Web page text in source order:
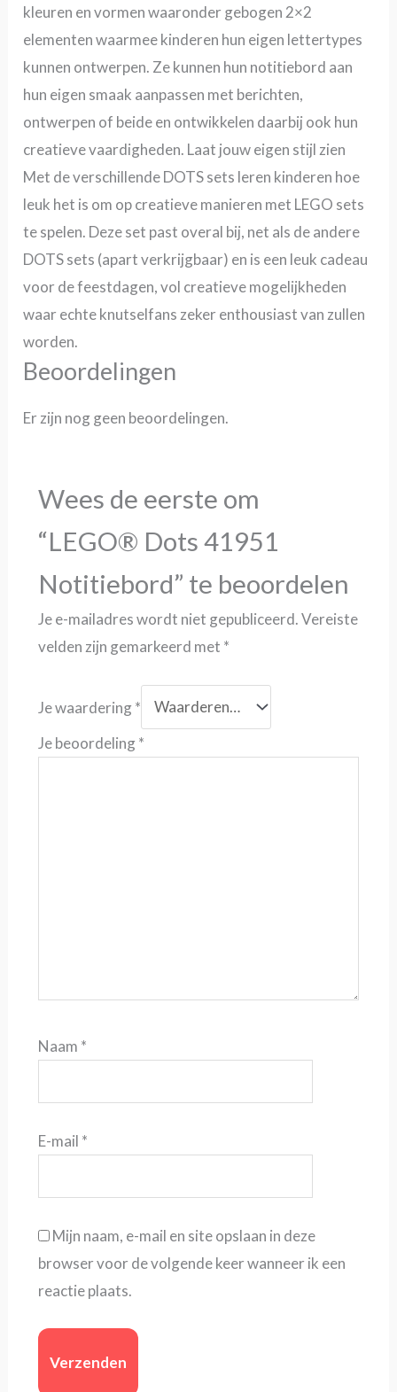
kleuren en vormen waaronder gebogen 2×2
elementen waarmee kinderen hun eigen lettertypes
kunnen ontwerpen. Ze kunnen hun notitiebord aan
hun eigen smaak aanpassen met berichten,
ontwerpen of beide en ontwikkelen daarbij ook hun
creatieve vaardigheden. Laat jouw eigen stijl zien
Met de verschillende DOTS sets leren kinderen hoe
leuk het is om op creatieve manieren met LEGO sets
te spelen. Deze set past overal bij, net als de andere
DOTS sets (apart verkrijgbaar) en is een leuk cadeau
voor de feestdagen, vol creatieve mogelijkheden
waar echte knutselfans zeker enthousiast van zullen
worden.
Beoordelingen
Er zijn nog geen beoordelingen.
Wees de eerste om
“LEGO® Dots 41951
Notitiebord” te beoordelen
Je e-mailadres wordt niet gepubliceerd.Vereiste
velden zijn gemarkeerd met *
Je waardering*
Je beoordeling*
Naam *
E-mail *
Mijn naam, e-mail en site opslaan in deze
browser voor de volgende keer wanneer ik een
reactie plaats.